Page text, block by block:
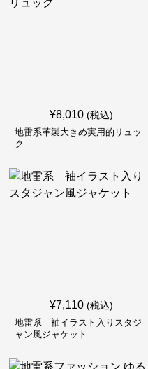
¥8,010 (税込)
地雷系革製大きめ実用的リュッ
ク
¥7,110 (税込)
地雷系 袖イラスト入りスタジ
ャン風ジャケット